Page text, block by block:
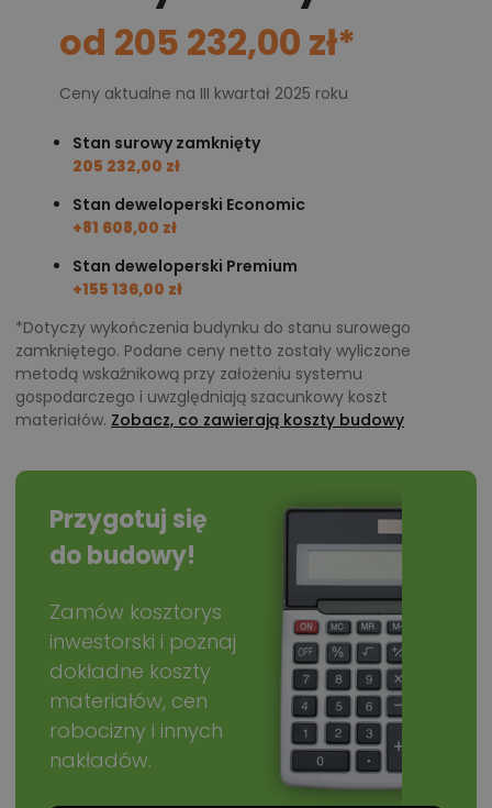
od 205 232,00 zł*
Ceny aktualne na III kwartał 2025 roku
Stan surowy zamknięty
205 232,00 zł
Stan deweloperski Economic
+81 608,00 zł
Stan deweloperski Premium
+155 136,00 zł
*Dotyczy wykończenia budynku do stanu surowego
zamkniętego. Podane ceny netto zostały wyliczone
metodą wskaźnikową przy założeniu systemu
gospodarczego i uwzględniają szacunkowy koszt
materiałów. Zobacz, co zawierają koszty budowy
Przygotuj się
do budowy!
Zamów kosztorys
inwestorski i poznaj
dokładne koszty
materiałów, cen
robocizny i innych
nakładów.